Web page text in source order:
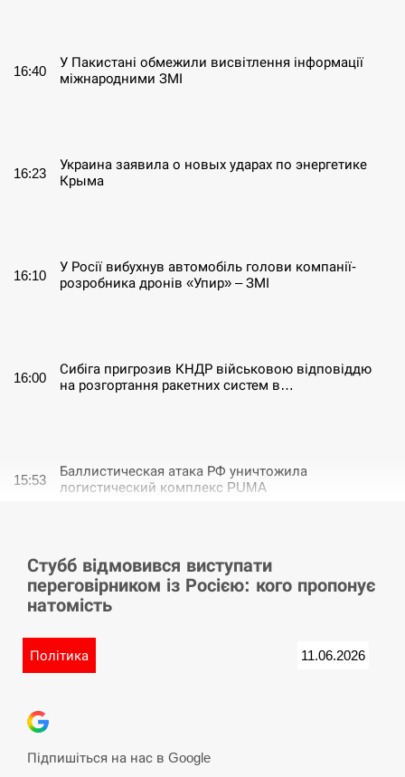
16:40
У Пакистані обмежили висвітлення інформації
міжнародними ЗМІ
16:23
Украина заявила о новых ударах по энергетике
Крыма
16:10
У Росії вибухнув автомобіль голови компанії-
розробника дронів «Упир» – ЗМІ
16:00
Сибіга пригрозив КНДР військовою відповіддю
на розгортання ракетних систем в…
15:53
Баллистическая атака РФ уничтожила
логистический комплекс PUMA
15:40
У Німеччині удар блискавки розділив навпіл
місто в Баварії
Пытки военнообязанного на Закарпатье:
СЕРПЕНЬ
Стубб відмовився виступати
переговірником із Росією: кого пропонує
натомість
Політика 11.06.2026
Підпишіться на нас в Google